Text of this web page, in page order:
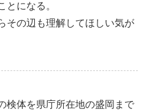
とになる。
その辺も理解してほしい気が
検体を県庁所在地の盛岡まで